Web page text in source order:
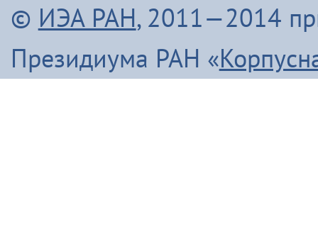
© ИЭА РАН, 2011—2014
Президиума РАН «